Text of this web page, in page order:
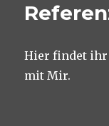
Hier findet ihr
mit Mir.